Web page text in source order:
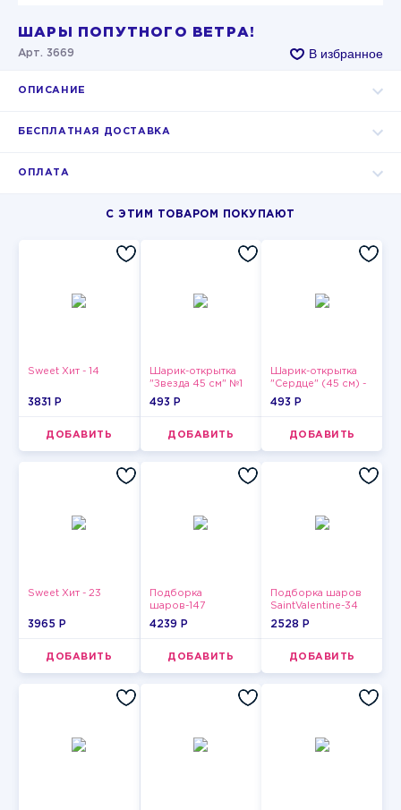
ШАРЫ ПОПУТНОГО ВЕТРА!
Арт. 3669 В избранное
ОПИСАНИЕ
БЕСПЛАТНАЯ ДОСТАВКА
ОПЛАТА
С ЭТИМ ТОВАРОМ ПОКУПАЮТ
Sweet Хит - 14
3831 P
ДОБАВИТЬ
Шарик-открытка
"Звезда 45 см" №1
493 P
ДОБАВИТЬ
Шарик-открытка
"Сердце" (45 см) -
2
493 P
ДОБАВИТЬ
Sweet Хит - 23
3965 P
ДОБАВИТЬ
Подборка
шаров-147
4239 P
ДОБАВИТЬ
Подборка шаров
SaintValentine-34
2528 P
ДОБАВИТЬ